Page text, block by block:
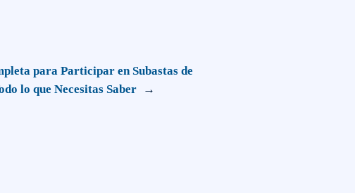
para Participar en Subastas de
lo que Necesitas Saber
→